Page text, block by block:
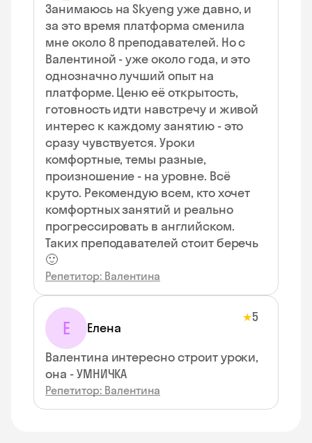
Занимаюсь на Skyeng уже давно, и
за это время платформа сменила
мне около 8 преподавателей. Но с
Валентиной - уже около года, и это
однозначно лучший опыт на
платформе. Ценю её открытость,
готовность идти навстречу и живой
интерес к каждому занятию - это
сразу чувствуется. Уроки
комфортные, темы разные,
произношение - на уровне. Всё
круто. Рекомендую всем, кто хочет
комфортных занятий и реально
прогрессировать в английском.
Таких преподавателей стоит беречь
🙂
Репетитор: Валентина
Е Елена
★5
Валентина интересно строит уроки,
она - УМНИЧКА
Репетитор: Валентина